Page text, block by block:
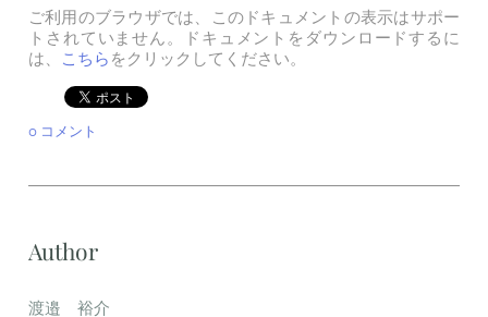
ご利用のブラウザでは、このドキュメントの表示はサポー
トされていません。ドキュメントをダウンロードするに
は、
こちら をクリックしてください。
0 コメント
Author
渡邉 裕介
地下タンク漏洩検査